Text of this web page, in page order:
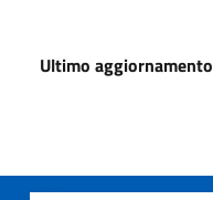
Ultimo aggiornamento